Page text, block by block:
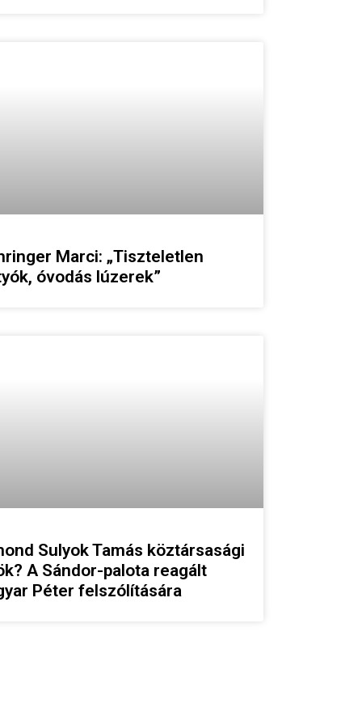
Marci: „Tiszteletlen
óvodás lúzerek”
Sulyok Tamás köztársasági
A Sándor-palota reagált
Péter felszólítására